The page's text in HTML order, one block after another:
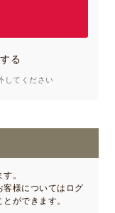
る
してください
。
様についてはログ
ができます。